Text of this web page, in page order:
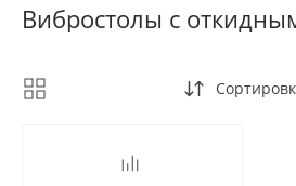
Вибростолы с